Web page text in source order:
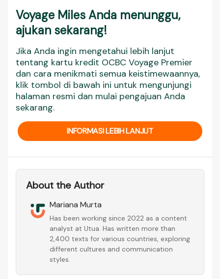
Voyage Miles Anda menunggu,
ajukan sekarang!
Jika Anda ingin mengetahui lebih lanjut
tentang kartu kredit OCBC Voyage Premier
dan cara menikmati semua keistimewaannya,
klik tombol di bawah ini untuk mengunjungi
halaman resmi dan mulai pengajuan Anda
sekarang.
INFORMASI LEBIH LANJUT
About the Author
Mariana Murta
Has been working since 2022 as a content
analyst at Utua. Has written more than
2,400 texts for various countries, exploring
different cultures and communication
styles.